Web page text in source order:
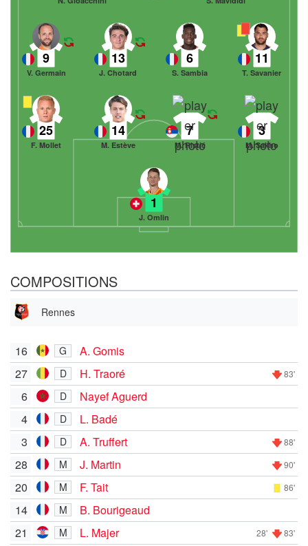
1
J. Omlin
25
F. Mollet
14
M. Estève
7
M. Ristić
3
M. Sakho
9
V. Germain
13
J. Chotard
6
S. Sambia
11
T. Savanier
COMPOSITIONS
Rennes
16 G
A. Gomis
27
D H. Traoré 83'
6 D
Nayef Aguerd
4
D
L. Badé
3
D A. Truffert 88'
28 M J. Martin 90'
20 M F. Tait 86'
14 M
B. Bourigeaud
21
M L. Majer 28' 83'